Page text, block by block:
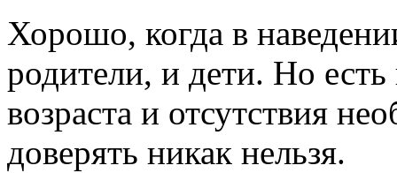
Хорошо, когда в
родители, и дети. Но
возраста и отсутствия
доверять никак нельзя.